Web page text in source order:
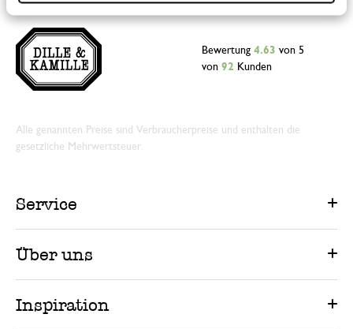
Bewertung 4.63 von 5
von 92 Kunden
Alle genannten Preise sind Verbraucherpreise und enthalten die
gesetzliche Mehrwertsteuer.
Service
Über uns
Inspiration